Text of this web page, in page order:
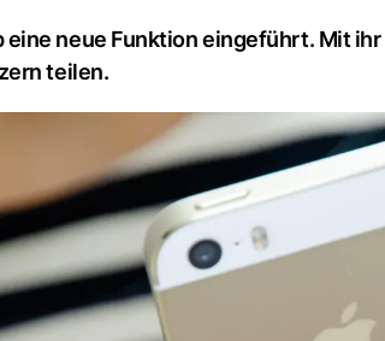
eine neue Funktion eingeführt. Mit
teilen.